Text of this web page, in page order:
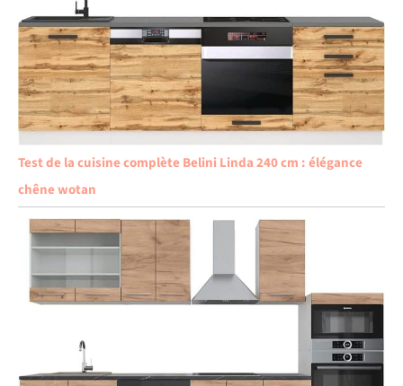
Test de la cuisine complète Belini Linda 240 cm : élégance
chêne wotan